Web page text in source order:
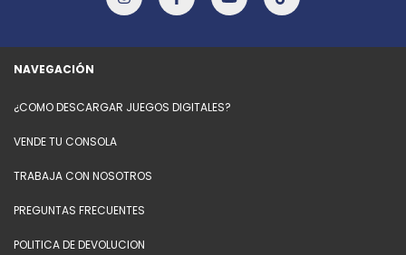
NAVEGACIÓN
¿COMO DESCARGAR JUEGOS DIGITALES?
VENDE TU CONSOLA
TRABAJA CON NOSOTROS
PREGUNTAS FRECUENTES
POLITICA DE DEVOLUCION